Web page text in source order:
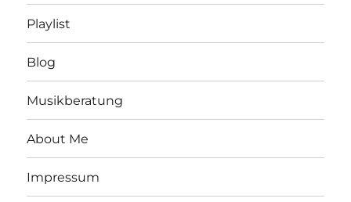
Playlist
Blog
Musikberatung
About Me
Impressum